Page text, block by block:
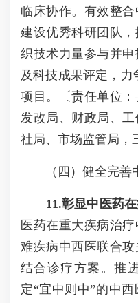
临床协作。有效整合
建设优秀科研团队
织技术力量参与并
及科技成果评定，力
项目。〔责任单位
发改局、财政局、
社局、市场监管局，
（四）健全完善
11.彰显中医药
医药在重大疾病治
难疾病中西医联合
结合诊疗方案。推
定“宜中则中”的中